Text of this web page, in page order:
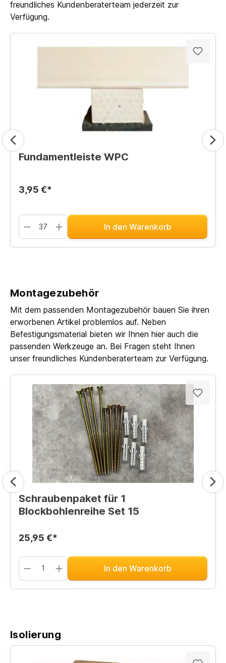
freundliches Kundenberaterteam jederzeit zur
Verfügung.
Fundamentleiste WPC
3,95 €*
In den Warenkorb
Montagezubehör
Mit dem passenden Montagezubehör bauen Sie ihren
erworbenen Artikel problemlos auf. Neben
Befestigungsmaterial bieten wir Ihnen hier auch die
passenden Werkzeuge an. Bei Fragen steht Ihnen
unser freundliches Kundenberaterteam zur Verfügung.
Schraubenpaket für 1
Blockbohlenreihe Set 15
25,95 €*
In den Warenkorb
Isolierung